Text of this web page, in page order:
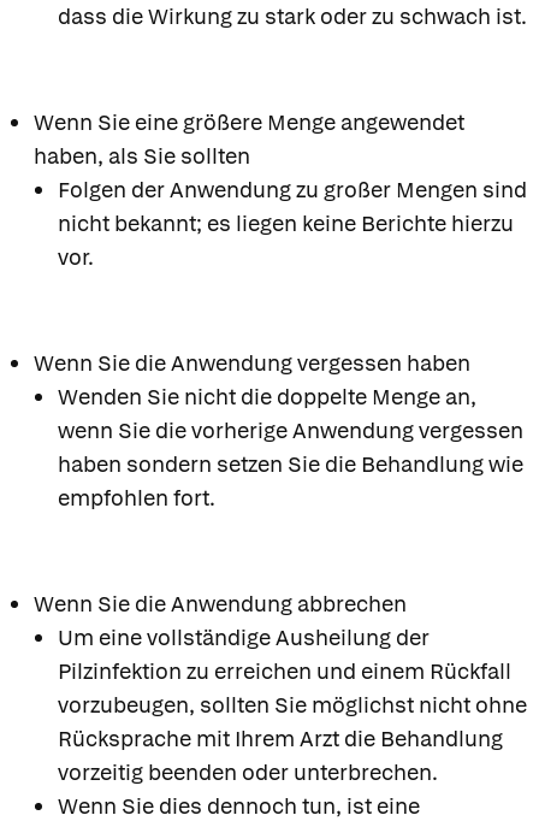
dass die Wirkung zu stark oder zu schwach ist.
Wenn Sie eine größere Menge angewendet
haben, als Sie sollten
Folgen der Anwendung zu großer Mengen sind
nicht bekannt; es liegen keine Berichte hierzu
vor.
Wenn Sie die Anwendung vergessen haben
Wenden Sie nicht die doppelte Menge an,
wenn Sie die vorherige Anwendung vergessen
haben sondern setzen Sie die Behandlung wie
empfohlen fort.
Wenn Sie die Anwendung abbrechen
Um eine vollständige Ausheilung der
Pilzinfektion zu erreichen und einem Rückfall
vorzubeugen, sollten Sie möglichst nicht ohne
Rücksprache mit Ihrem Arzt die Behandlung
vorzeitig beenden oder unterbrechen.
Wenn Sie dies dennoch tun, ist eine